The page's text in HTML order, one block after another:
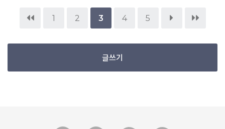
1 2 3 4 5
글쓰기